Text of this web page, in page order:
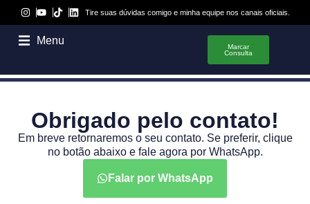
Tire suas dúvidas comigo e minha equipe nos canais oficiais.
Menu
Marcar
Consulta
Obrigado pelo contato!
Em breve retornaremos o seu contato. Se preferir, clique
no botão abaixo e fale agora por WhatsApp.
Falar por WhatsApp